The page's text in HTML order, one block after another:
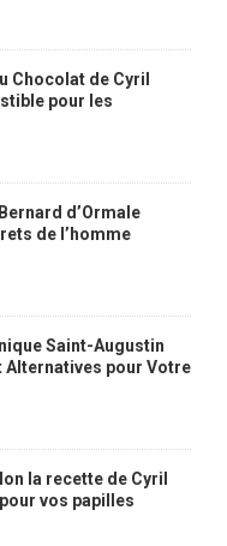
Chocolat de Cyril
pour les
d’Ormale
de l’homme
Saint-Augustin
Alternatives pour Votre
la recette de Cyril
vos papilles